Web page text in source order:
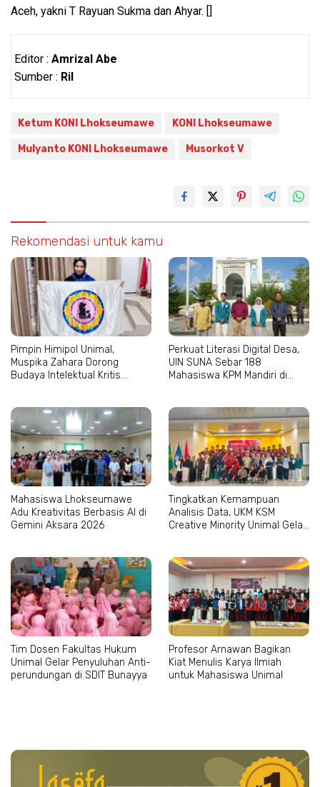
Aceh, yakni T Rayuan Sukma dan Ahyar. []
Editor : Amrizal Abe
Sumber : Ril
Ketum KONI Lhokseumawe KONI Lhokseumawe
Mulyanto KONI Lhokseumawe Musorkot V
Rekomendasi untuk kamu
Pimpin Himipol Unimal,
Muspika Zahara Dorong
Budaya Intelektual Kritis
Perkuat Literasi Digital Desa,
UIN SUNA Sebar 188
Mahasiswa KPM Mandiri di
Mahasiswa Lhokseumawe
Adu Kreativitas Berbasis AI di
Gemini Aksara 2026
Tingkatkan Kemampuan
Analisis Data, UKM KSM
Creative Minority Unimal Gelar
Tim Dosen Fakultas Hukum
Unimal Gelar Penyuluhan Anti-
perundungan di SDIT Bunayya
Profesor Arnawan Bagikan
Kiat Menulis Karya Ilmiah
untuk Mahasiswa Unimal